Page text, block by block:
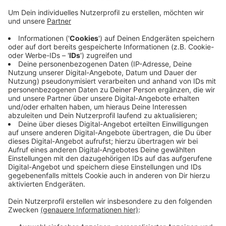
langen Osterwochenende viel zu tun gehabt. Unter
davon hat die Staatsanwaltschaft Aachen per
Haftbefehl gesucht. Ein 41-Jähriger ist an
Ostermontag mit einem Rad in Schlangenlinien auf der
Trierer Straße in Aachen gefahren. Der
Atemalkoholtest hat 0,92 Promille angezeigt. Das E-
Bike, mit dem der Mann unterwegs war, war außerdem
geklaut.
Außerdem haben die Beamten noch 36 Verstöße
gegen das Aufenthaltsgesetz festgestellt.
Anzeige